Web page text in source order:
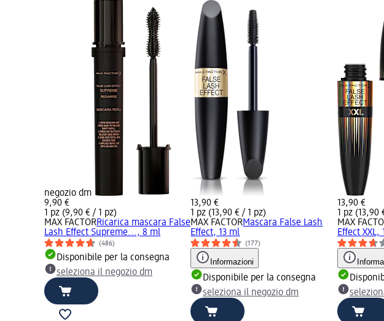
negozio dm
9,90 €
1 pz (9,90 € / 1 pz)
MAX FACTORRicarica mascara False
Lash Effect Supreme..., 8 ml
(486)
Disponibile per la consegna
seleziona il negozio dm
13,90 €
1 pz (13,90 € / 1 pz)
MAX FACTORMascara False Lash
Effect, 13 ml
(177)
Informazioni
Disponibile per la consegna
seleziona il negozio dm
13,90 €
1 pz (13,90
MAX
Effect XXL,